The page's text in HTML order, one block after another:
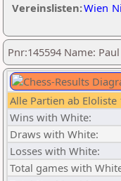
Vereinslisten:Wien
Pnr:145594 Name:
Alle Partien ab Eloliste
Wins with White:
Draws with White:
Losses with White:
Total games with